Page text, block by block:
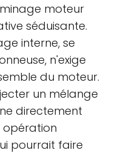
moteur
séduisante.
interne, se
n'exige
du moteur.
un mélange
directement
opération
pourrait faire